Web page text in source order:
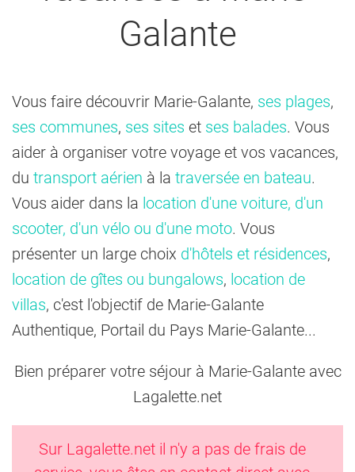
Galante
Vous faire découvrir Marie-Galante, ses plages,
ses communes, ses sites et ses balades. Vous
aider à organiser votre voyage et vos vacances,
du transport aérien à la traversée en bateau.
Vous aider dans la location d'une voiture, d'un
scooter, d'un vélo ou d'une moto. Vous
présenter un large choix d'hôtels et résidences,
location de gîtes ou bungalows, location de
villas, c'est l'objectif de Marie-Galante
Authentique, Portail du Pays Marie-Galante...
Bien préparer votre séjour à Marie-Galante avec
Lagalette.net
Sur Lagalette.net il n'y a pas de frais de